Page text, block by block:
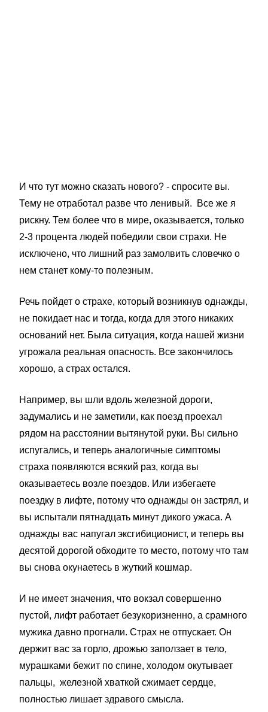
И что тут можно сказать нового? - спросите вы.
Тему не отработал разве что ленивый. Все же я
рискну. Тем более что в мире, оказывается, только
2-3 процента людей победили свои страхи. Не
исключено, что лишний раз замолвить словечко о
нем станет кому-то полезным.
Речь пойдет о страхе, который возникнув однажды,
не покидает нас и тогда, когда для этого никаких
оснований нет. Была ситуация, когда нашей жизни
угрожала реальная опасность. Все закончилось
хорошо, а страх остался.
Например, вы шли вдоль железной дороги,
задумались и не заметили, как поезд проехал
рядом на расстоянии вытянутой руки. Вы сильно
испугались, и теперь аналогичные симптомы
страха появляются всякий раз, когда вы
оказываетесь возле поездов. Или избегаете
поездку в лифте, потому что однажды он застрял, и
вы испытали пятнадцать минут дикого ужаса. А
однажды вас напугал эксгибиционист, и теперь вы
десятой дорогой обходите то место, потому что там
вы снова окунаетесь в жуткий кошмар.
И не имеет значения, что вокзал совершенно
пустой, лифт работает безукоризненно, а срамного
мужика давно прогнали. Страх не отпускает. Он
держит вас за горло, дрожью заползает в тело,
мурашками бежит по спине, холодом окутывает
пальцы, железной хваткой сжимает сердце,
полностью лишает здравого смысла.